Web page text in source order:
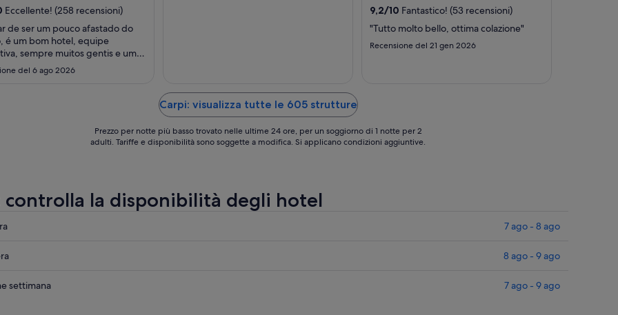
periodo
28
-
Eccellente! (258 recensioni)
de ser um pouco afastado do
é um bom hotel, equipe
sempre muitos gentis e um
manhã justo. Tem um Centro
próximo onde se encontra
del 6 ago 2026
9,2/10 Fantastico! (53 recensioni)
"Tutto molto bello, ottima colazione"
Recensione del 21 gen 2026
Carpi: visualizza tutte le 605 strutture
Prezzo per notte più basso trovato nelle ultime 24 ore, per un soggiorno di 1 notte per 2
adulti. Tariffe e disponibilità sono soggette a modifica. Si applicano condizioni aggiuntive.
controlla la disponibilità degli hotel
7 ago - 8 ago
8 ago - 9 ago
settimana 7 ago - 9 ago